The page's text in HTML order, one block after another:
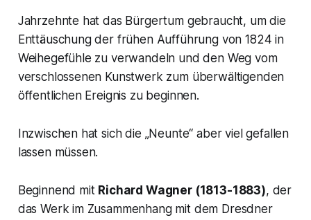
Jahrzehnte hat das Bürgertum gebraucht, um die
Enttäuschung der frühen Aufführung von 1824 in
Weihegefühle zu verwandeln und den Weg vom
verschlossenen Kunstwerk zum überwältigenden
öffentlichen Ereignis zu beginnen.
Inzwischen hat sich die „Neunte“ aber viel gefallen
lassen müssen.
Beginnend mit Richard Wagner (1813-1883), der
das Werk im Zusammenhang mit dem Dresdner